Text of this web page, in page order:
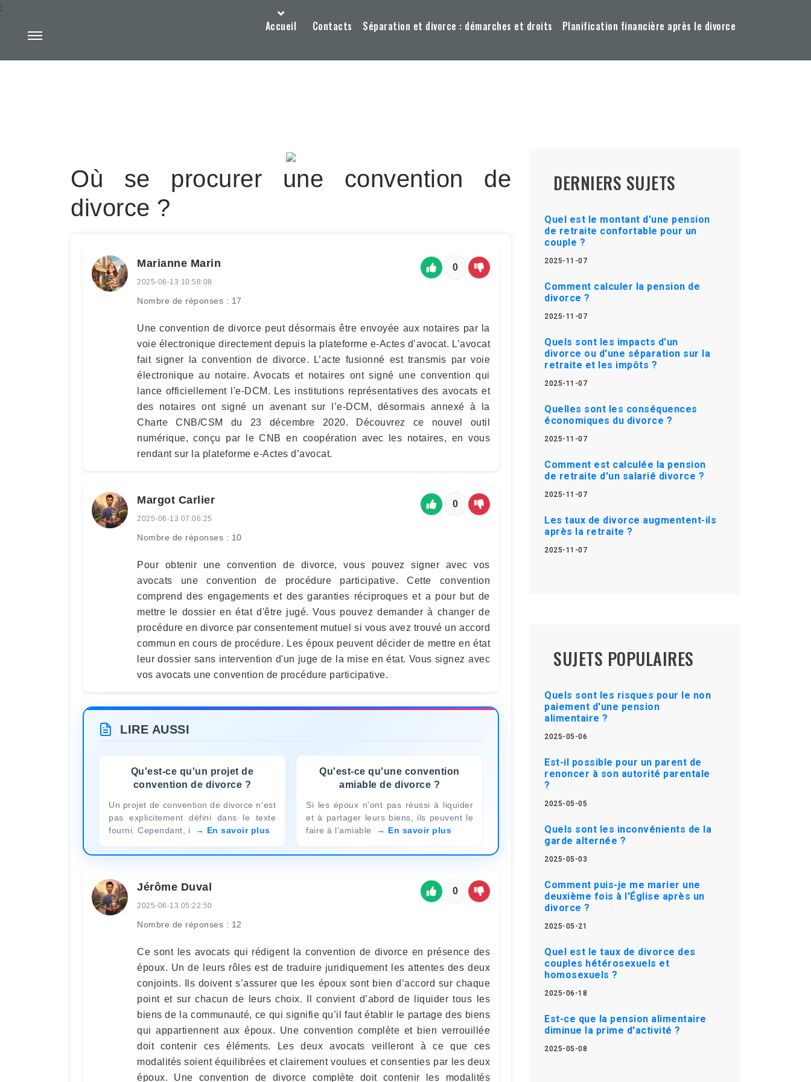
Accueil Contacts Séparation et divorce : démarches et droits Planification financière après le divorce
:
Où se procurer une convention de
divorce ?
Marianne Marin
2025-06-13 10:58:08
Nombre de réponses : 17
0
Une convention de divorce peut désormais être envoyée aux notaires par la
voie électronique directement depuis la plateforme e-Actes d’avocat. L’avocat
fait signer la convention de divorce. L’acte fusionné est transmis par voie
électronique au notaire. Avocats et notaires ont signé une convention qui
lance officiellement l'e-DCM. Les institutions représentatives des avocats et
des notaires ont signé un avenant sur l’e-DCM, désormais annexé à la
Charte CNB/CSM du 23 décembre 2020. Découvrez ce nouvel outil
numérique, conçu par le CNB en coopération avec les notaires, en vous
rendant sur la plateforme e-Actes d’avocat.
Margot Carlier
2025-06-13 07:06:25
Nombre de réponses : 10
0
Pour obtenir une convention de divorce, vous pouvez signer avec vos
avocats une convention de procédure participative. Cette convention
comprend des engagements et des garanties réciproques et a pour but de
mettre le dossier en état d'être jugé. Vous pouvez demander à changer de
procédure en divorce par consentement mutuel si vous avez trouvé un accord
commun en cours de procédure. Les époux peuvent décider de mettre en état
leur dossier sans intervention d'un juge de la mise en état. Vous signez avec
vos avocats une convention de procédure participative.
LIRE AUSSI
Qu'est-ce qu'un projet de
convention de divorce ?
Un projet de convention de divorce n'est
pas explicitement défini dans le texte
fourni. Cependant, i
En savoir plus
Qu'est-ce qu'une convention
amiable de divorce ?
Si les époux n'ont pas réussi à liquider
et à partager leurs biens, ils peuvent le
faire à l'amiable
En savoir plus
Jérôme Duval
2025-06-13 05:22:50
Nombre de réponses : 12
0
Ce sont les avocats qui rédigent la convention de divorce en présence des
époux. Un de leurs rôles est de traduire juridiquement les attentes des deux
conjoints. Ils doivent s’assurer que les époux sont bien d’accord sur chaque
point et sur chacun de leurs choix. Il convient d’abord de liquider tous les
biens de la communauté, ce qui signifie qu’il faut établir le partage des biens
qui appartiennent aux époux. Une convention complète et bien verrouillée
doit contenir ces éléments. Les deux avocats veilleront à ce que ces
modalités soient équilibrées et clairement voulues et consenties par les deux
époux. Une convention de divorce complète doit contenir les modalités
DERNIERS SUJETS
Quel est le montant d'une pension
de retraite confortable pour un
couple ?
2025-11-07
Comment calculer la pension de
divorce ?
2025-11-07
Quels sont les impacts d'un
divorce ou d'une séparation sur la
retraite et les impôts ?
2025-11-07
Quelles sont les conséquences
économiques du divorce ?
2025-11-07
Comment est calculée la pension
de retraite d'un salarié divorce ?
2025-11-07
Les taux de divorce augmentent-ils
après la retraite ?
2025-11-07
SUJETS POPULAIRES
Quels sont les risques pour le non
paiement d'une pension
alimentaire ?
2025-05-06
Est-il possible pour un parent de
renoncer à son autorité parentale
?
2025-05-05
Quels sont les inconvénients de la
garde alternée ?
2025-05-03
Comment puis-je me marier une
deuxième fois à l'Église après un
divorce ?
2025-05-21
Quel est le taux de divorce des
couples hétérosexuels et
homosexuels ?
2025-06-18
Est-ce que la pension alimentaire
diminue la prime d'activité ?
2025-05-08